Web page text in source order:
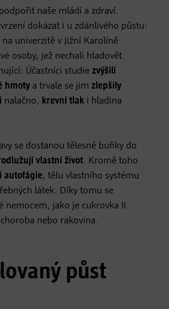
naše mládí a zdraví.
dokázat i u zdánlivého půstu:
univerzitě v Jižní Karolíně
osoby, jež nechali hladovět.
Účastníci studie zvýšili
hmoty a trvale se jim zlepšily
nalačno, krevní tlak i hladina
se dostanou tělesné buňky do
vlastní život. Kromě toho
autofágie, tělu vlastního systému
látek. Díky tomu se
nemocem, jako je cukrovka II.
nebo rakovina.
půst